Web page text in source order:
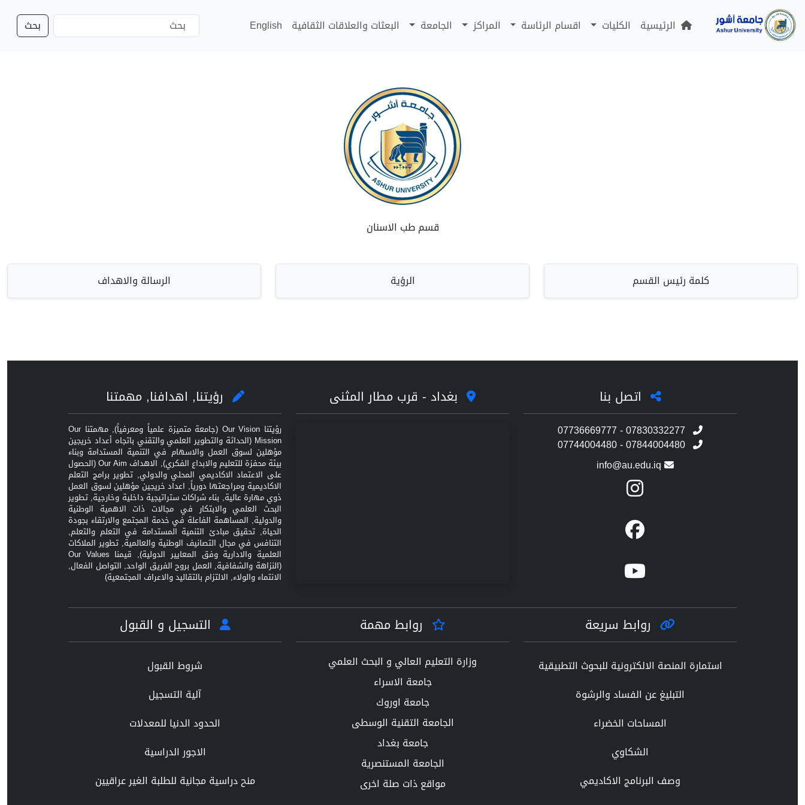
الرئيسية الكليات اقسام الرئاسة المراكز الجامعة البعثات والعلاقات الثقافية English بحث
قسم طب الاسنان
كلمة رئيس القسم الرؤية الرسالة والاهداف
اتصل بنا
07736669777 - 07830332277
07744004480 - 07844004480
info@au.edu.iq
بغداد - قرب مطار المثنى رؤيتنا, اهدافنا, مهمتنا
رؤيتنا Our Vision (جامعة متميزة علمياً ومعرفياً), مهمتنا Our
Mission (الحداثة والتطوير العلمي والتقني باتجاه أعداد خريجين
مؤهلين لسوق العمل والاسهام في التنمية المستدامة وبناء
بيئة محفزة للتعليم والابداع الفكري), الاهداف Our Aim (الحصول
على الاعتماد الاكاديمي المحلي والدولي, تطوير برامج التعلم
الاكاديمية ومراجعتها دورياً, اعداد خريجين مؤهلين لسوق العمل
ذوي مهارة عالية, بناء شراكات ستراتيجية داخلية وخارجية, تطوير
البحث العلمي والابتكار في مجالات ذات الاهمية الوطنية
والدولية, المساهمة الفاعلة في خدمة المجتمع والارتقاء بجودة
الحياة, تحقيق مبادئ التنمية المستدامة في التعلم والتعلم,
التنافس في مجال التصانيف الوطنية والعالمية, تطوير الملاكات
العلمية والادارية وفق المعايير الدولية), قيمنا Our Values
(النزاهة والشفافية, العمل بروح الفريق الواحد, التواصل الفعال,
الانتماء والولاء, الالتزام بالتقاليد والاعراف المجتمعية)
روابط سريعة
استمارة المنصة الالكترونية للبحوث التطبيقية
التبليغ عن الفساد والرشوة
المساحات الخضراء
الشكاوي
وصف البرنامج الاكاديمي
روابط مهمة
وزارة التعليم العالي و البحث العلمي
جامعة الاسراء
جامعة اوروك
الجامعة التقنية الوسطى
جامعة بغداد
الجامعة المستنصرية
مواقع ذات صلة اخرى
التسجيل و القبول
شروط القبول
آلية التسجيل
الحدود الدنيا للمعدلات
الاجور الدراسية
منح دراسية مجانية للطلبة الغير عراقيين